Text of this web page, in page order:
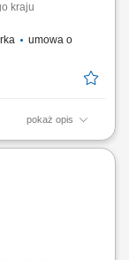
kraju
umowa o
pokaż opis
wykonawczych na
zarządzanie
kontroli nad